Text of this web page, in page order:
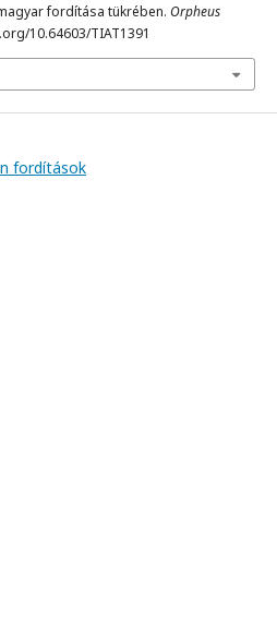
fordítása tükrében. Orpheus
10.64603/TIAT1391
fordítások